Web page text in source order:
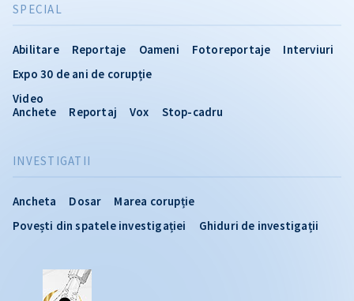
INVESTIGATII
Ancheta Dosar
Marea corupție
Povești din spatele investigației
Ghiduri de investigații
SPECIAL
Abilitare Reportaje Oameni Fotoreportaje
Interviuri
Expo 30 de ani de corupție
Video
Anchete
Reportaj Vox Stop-cadru